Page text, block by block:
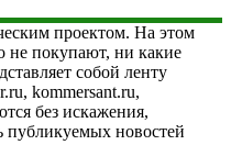
проектом. На этом
не покупают, ни какие
собой ленту
kommersant.ru,
без искажения,
публикуемых новостей